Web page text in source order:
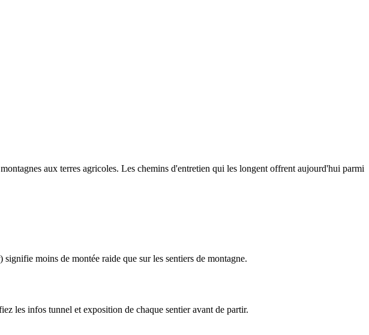
aux terres agricoles. Les chemins d'entretien qui les longent offrent aujourd'hui parmi
moins de montée raide que sur les sentiers de montagne.
les infos tunnel et exposition de chaque sentier avant de partir.